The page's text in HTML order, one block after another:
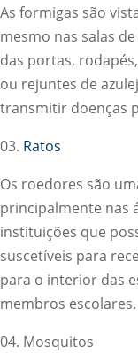
As formigas são
mesmo nas salas
das portas,
ou rejuntes de
transmitir doenças
03. Ratos
Os roedores são
principalmente nas
instituições que
suscetíveis para
para o interior das
membros escolares.
04. Mosquitos